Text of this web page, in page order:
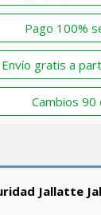
Pago 100%
Envío gratis a
Cambios 90
Jallatte